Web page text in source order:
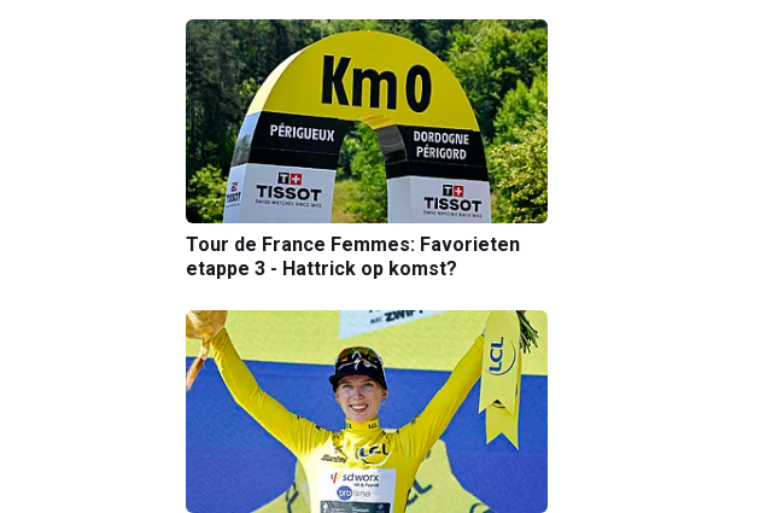
Tour de France Femmes: Favorieten
etappe 3 - Hattrick op komst?